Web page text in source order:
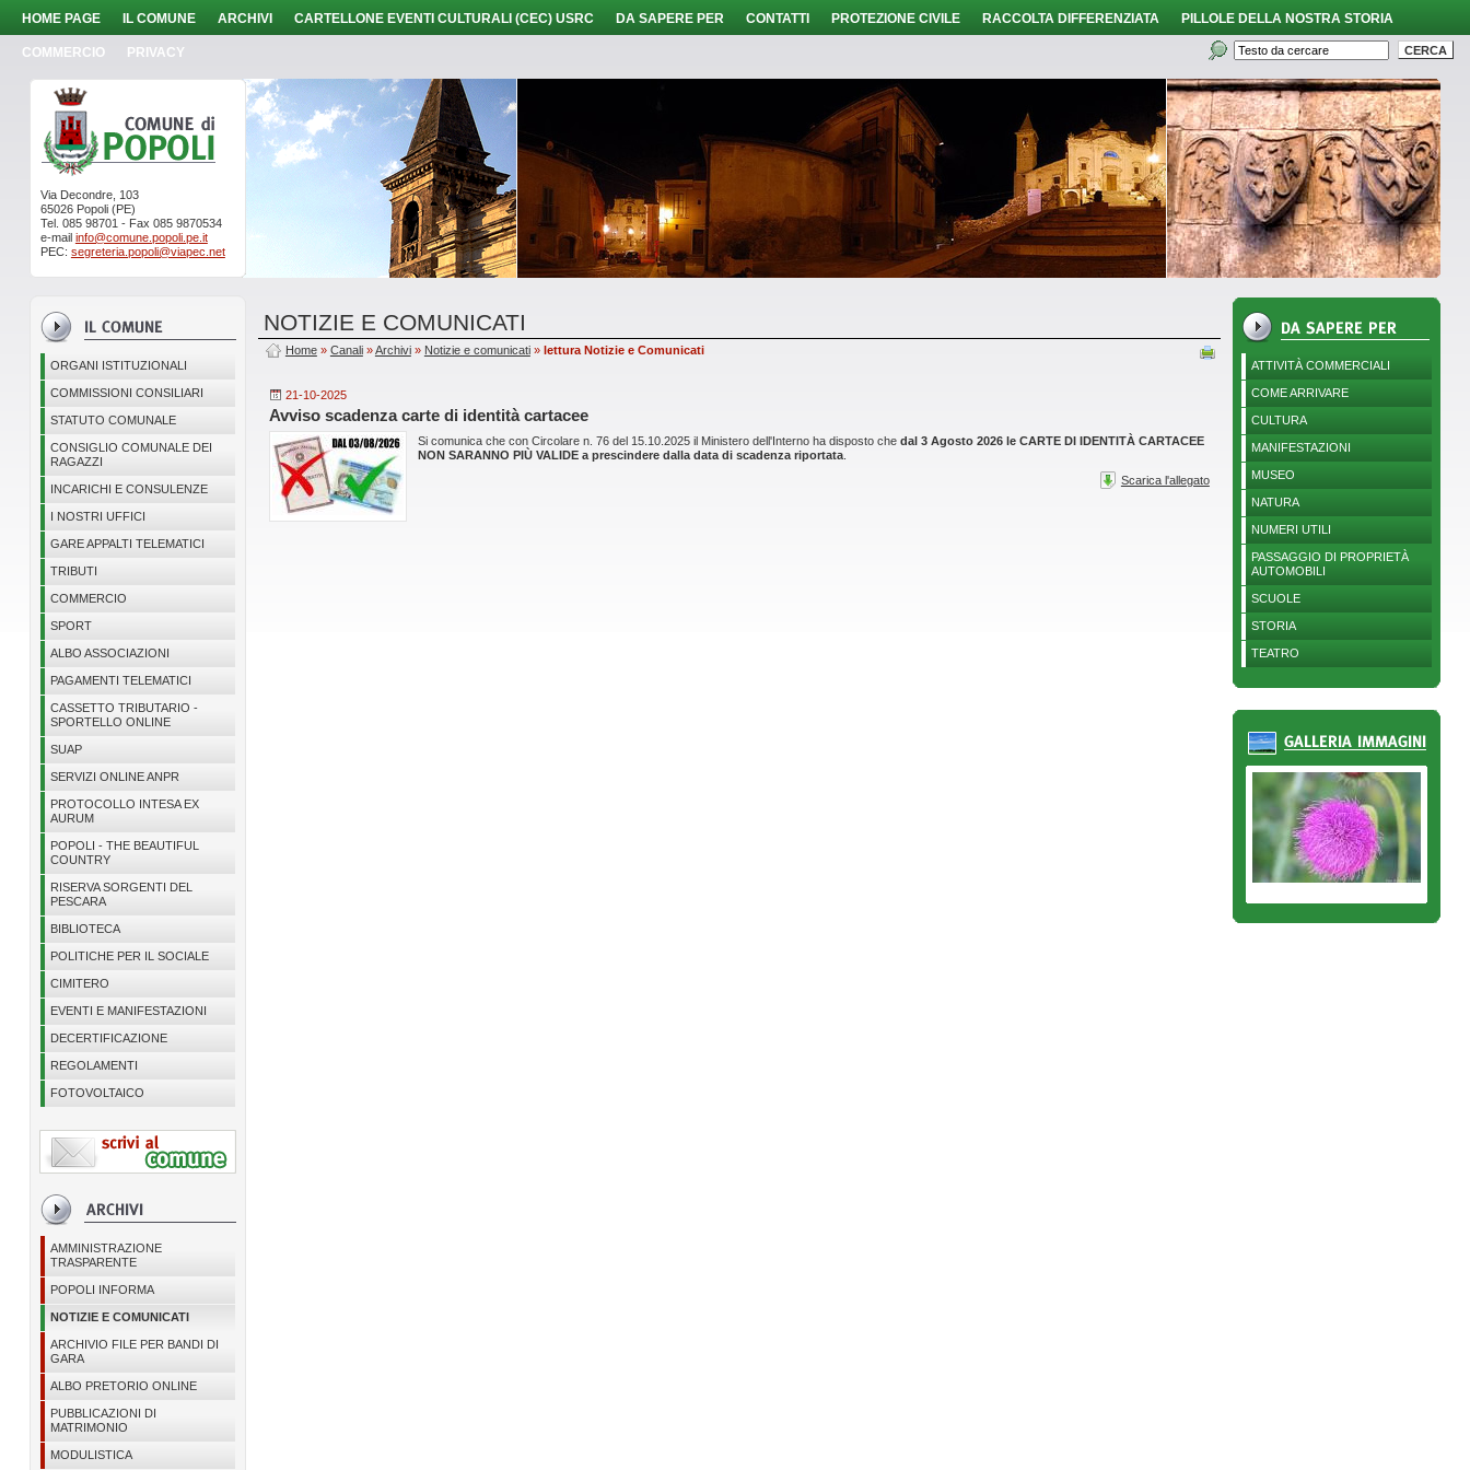
HOME PAGE IL COMUNE ARCHIVI CARTELLONE EVENTI CULTURALI (CEC) USRC DA SAPERE PER CONTATTI PROTEZIONE CIVILE RACCOLTA DIFFERENZIATA PILLOLE DELLA NOSTRA STORIA
COMMERCIO PRIVACY
Via Decondre, 103
65026 Popoli (PE)
Tel. 085 98701 - Fax 085 9870534
e-mail info@comune.popoli.pe.it
PEC: segreteria.popoli@viapec.net
ORGANI ISTITUZIONALI
COMMISSIONI CONSILIARI
STATUTO COMUNALE
CONSIGLIO COMUNALE DEI
RAGAZZI
INCARICHI E CONSULENZE
I NOSTRI UFFICI
GARE APPALTI TELEMATICI
TRIBUTI
COMMERCIO
SPORT
ALBO ASSOCIAZIONI
PAGAMENTI TELEMATICI
CASSETTO TRIBUTARIO -
SPORTELLO ONLINE
SUAP
SERVIZI ONLINE ANPR
PROTOCOLLO INTESA EX
AURUM
POPOLI - THE BEAUTIFUL
COUNTRY
RISERVA SORGENTI DEL
PESCARA
BIBLIOTECA
POLITICHE PER IL SOCIALE
CIMITERO
EVENTI E MANIFESTAZIONI
DECERTIFICAZIONE
REGOLAMENTI
FOTOVOLTAICO
AMMINISTRAZIONE
TRASPARENTE
POPOLI INFORMA
NOTIZIE E COMUNICATI
ARCHIVIO FILE PER BANDI DI
GARA
ALBO PRETORIO ONLINE
PUBBLICAZIONI DI
MATRIMONIO
MODULISTICA
ATTIVITÀ COMMERCIALI
COME ARRIVARE
CULTURA
MANIFESTAZIONI
MUSEO
NATURA
NUMERI UTILI
PASSAGGIO DI PROPRIETÀ
AUTOMOBILI
SCUOLE
STORIA
TEATRO
NOTIZIE E COMUNICATI
Home» Canali»Archivi» Notizie e comunicati» lettura Notizie e Comunicati
21-10-2025
Avviso scadenza carte di identità cartacee
Si comunica che con Circolare n. 76 del 15.10.2025 il Ministero dell'Interno ha disposto che dal 3 Agosto 2026 le CARTE DI IDENTITÀ CARTACEE
NON SARANNO PIÙ VALIDE a prescindere dalla data di scadenza riportata.
Scarica l'allegato